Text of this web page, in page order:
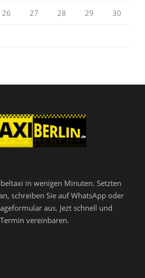
26 27 28 29 30
in wenigen Minuten. Setzten
schreiben Sie auf WhatsApp oder
aus. Jezt schnell und
vereinbaren.